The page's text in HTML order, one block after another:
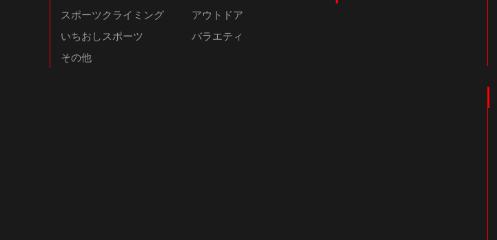
スポーツクライミング
アウトドア
いちおしスポーツ
バラエティ
その他